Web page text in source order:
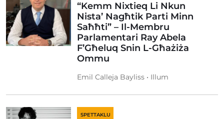
“Kemm Nixtieq Li Nkun
Nista’ Nagħtik Parti Minn
Saħħti” – Il-Membru
Parlamentari Ray Abela
F’Għeluq Snin L-Għażiża
Ommu
Emil Calleja Bayliss • Illum
SPETTAKLU